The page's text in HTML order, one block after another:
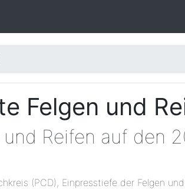
Felgen und
Reifen auf den
(PCD), Einpresstiefe der Felgen